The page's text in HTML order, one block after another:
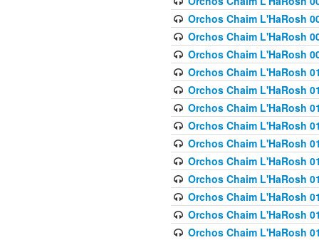
Orchos Chaim L'HaRosh
Orchos Chaim L'HaRosh
Orchos Chaim L'HaRosh
Orchos Chaim L'HaRosh
Orchos Chaim L'HaRosh
Orchos Chaim L'HaRosh
Orchos Chaim L'HaRosh
Orchos Chaim L'HaRosh
Orchos Chaim L'HaRosh
Orchos Chaim L'HaRosh
Orchos Chaim L'HaRosh
Orchos Chaim L'HaRosh
Orchos Chaim L'HaRosh